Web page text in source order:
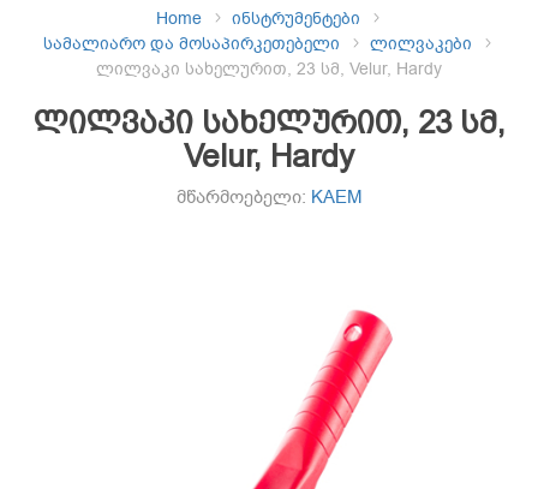
Home
ინსტრუმენტები
სამალიარო და მოსაპირკეთებელი
ლილვაკები
ლილვაკი სახელურით, 23 სმ, Velur, Hardy
ლილვაკი სახელურით, 23 სმ,
Velur, Hardy
მწარმოებელი: KAEM